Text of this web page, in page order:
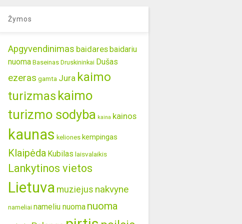
Žymos
Apgyvendinimas baidaresbaidariu
nuoma Baseinas Druskininkai Dušas
ezeras gamta Jura kaimo
turizmas kaimo
turizmo sodyba kaina kainos
kaunas keliones kempingas
Klaipėda Kubilas laisvalaikis
Lankytinos vietos
Lietuva muziejus nakvyne
nameliai nameliu nuoma nuoma